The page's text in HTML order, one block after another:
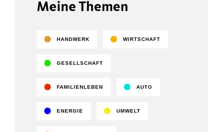
Meine Themen
HANDWERK WIRTSCHAFT
GESELLSCHAFT
FAMILIENLEBEN AUTO
ENERGIE UMWELT